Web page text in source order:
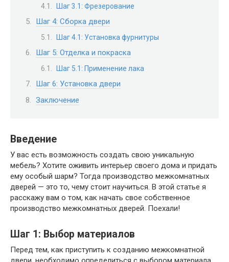
Шаг 3.1: Фрезерование
Шаг 4: Сборка двери
Шаг 4.1: Установка фурнитуры
Шаг 5: Отделка и покраска
Шаг 5.1: Применение лака
Шаг 6: Установка двери
Заключение
Введение
У вас есть возможность создать свою уникальную
мебель? Хотите оживить интерьер своего дома и придать
ему особый шарм? Тогда производство межкомнатных
дверей — это то, чему стоит научиться. В этой статье я
расскажу вам о том, как начать свое собственное
производство межкомнатных дверей. Поехали!
Шаг 1: Выбор материалов
Перед тем, как приступить к созданию межкомнатной